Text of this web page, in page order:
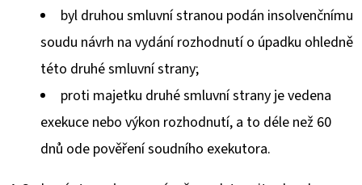
byl druhou smluvní stranou podán insolvenčnímu
soudu návrh na vydání rozhodnutí o úpadku ohledně
této druhé smluvní strany;
proti majetku druhé smluvní strany je vedena
exekuce nebo výkon rozhodnutí, a to déle než 60
dnů ode pověření soudního exekutora.